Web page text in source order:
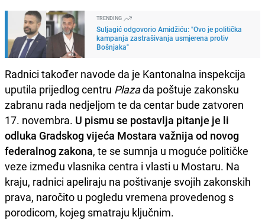
TRENDING
Suljagić odgovorio Amidžiću: "Ovo je politička
kampanja zastrašivanja usmjerena protiv
Bošnjaka"
Radnici također navode da je Kantonalna inspekcija
uputila prijedlog centru Plazada poštuje zakonsku
zabranu rada nedjeljom te da centar bude zatvoren
17. novembra. U pismu se postavlja pitanje je li
odluka Gradskog vijeća Mostara važnija od novog
federalnog zakona, te se sumnja u moguće političke
veze između vlasnika centra i vlasti u Mostaru. Na
kraju, radnici apeliraju na poštivanje svojih zakonskih
prava, naročito u pogledu vremena provedenog s
porodicom, kojeg smatraju ključnim.